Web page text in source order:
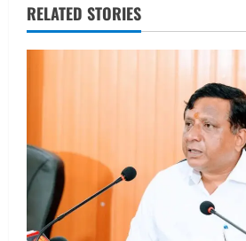
a
g
a
RELATED STORIES